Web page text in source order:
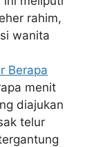
rahim,
wanita
Berapa
menit
diajukan
telur